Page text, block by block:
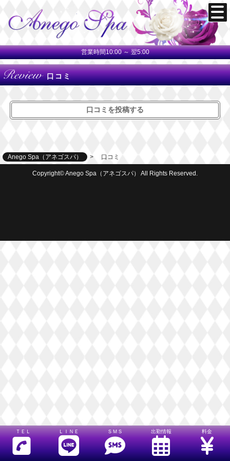
ＴＥＬ ＬＩＮＥ ＳＭＳ 出勤情報 料金
営業時間10:00 ～ 翌5:00
Review 口コミ
口コミを投稿する
Anego Spa（アネゴスパ） 口コミ
Copyright© Anego Spa（アネゴスパ） All Rights Reserved.